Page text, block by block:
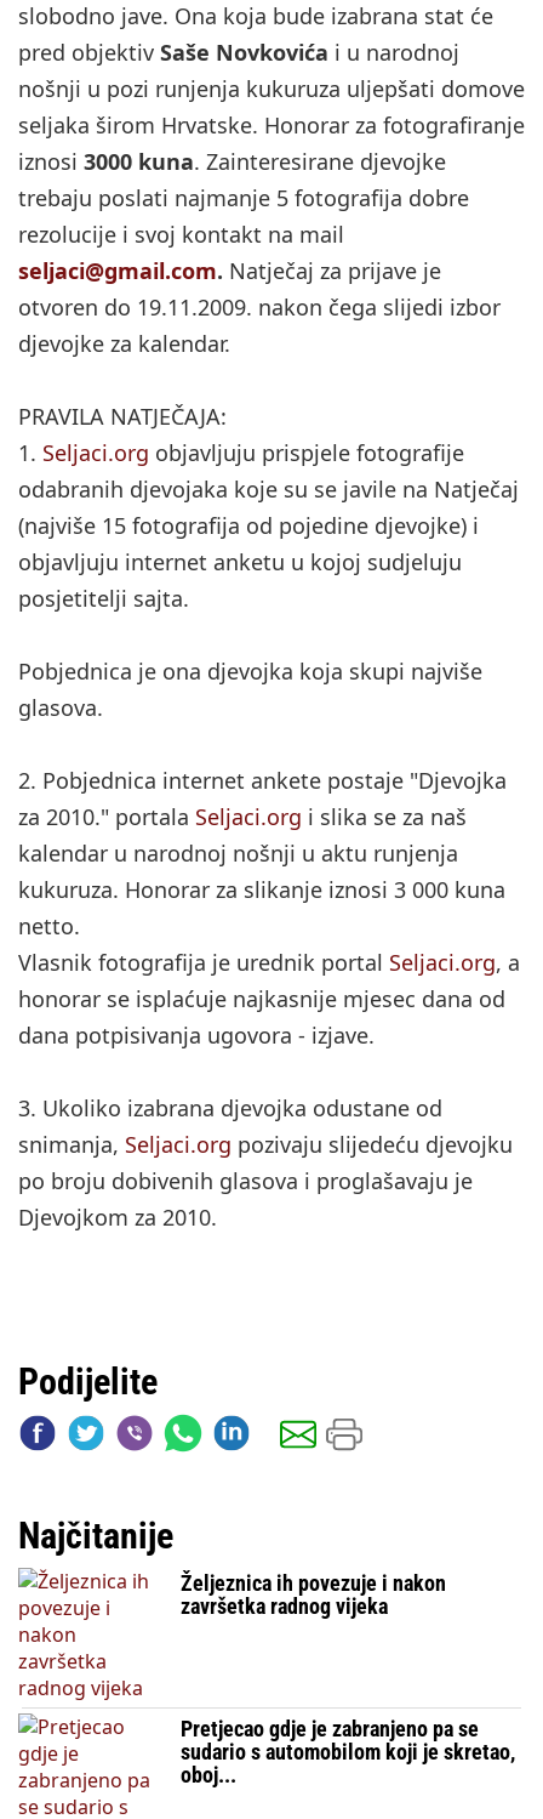
slobodno jave. Ona koja bude izabrana stat će
pred objektiv Saše Novkovića i u narodnoj
nošnji u pozi runjenja kukuruza uljepšati domove
seljaka širom Hrvatske. Honorar za fotografiranje
iznosi 3000 kuna. Zainteresirane djevojke
trebaju poslati najmanje 5 fotografija dobre
rezolucije i svoj kontakt na mail
seljaci@gmail.com. Natječaj za prijave je
otvoren do 19.11.2009. nakon čega slijedi izbor
djevojke za kalendar.
PRAVILA NATJEČAJA:
1. Seljaci.org objavljuju prispjele fotografije
odabranih djevojaka koje su se javile na Natječaj
(najviše 15 fotografija od pojedine djevojke) i
objavljuju internet anketu u kojoj sudjeluju
posjetitelji sajta.
Pobjednica je ona djevojka koja skupi najviše
glasova.
2. Pobjednica internet ankete postaje "Djevojka
za 2010." portala Seljaci.org i slika se za naš
kalendar u narodnoj nošnji u aktu runjenja
kukuruza. Honorar za slikanje iznosi 3 000 kuna
netto.
Vlasnik fotografija je urednik portal Seljaci.org, a
honorar se isplaćuje najkasnije mjesec dana od
dana potpisivanja ugovora - izjave.
3. Ukoliko izabrana djevojka odustane od
snimanja, Seljaci.org pozivaju slijedeću djevojku
po broju dobivenih glasova i proglašavaju je
Djevojkom za 2010.
Podijelite
Najčitanije
Željeznica ih povezuje i nakon
završetka radnog vijeka
Pretjecao gdje je zabranjeno pa se
sudario s automobilom koji je skretao,
oboj...